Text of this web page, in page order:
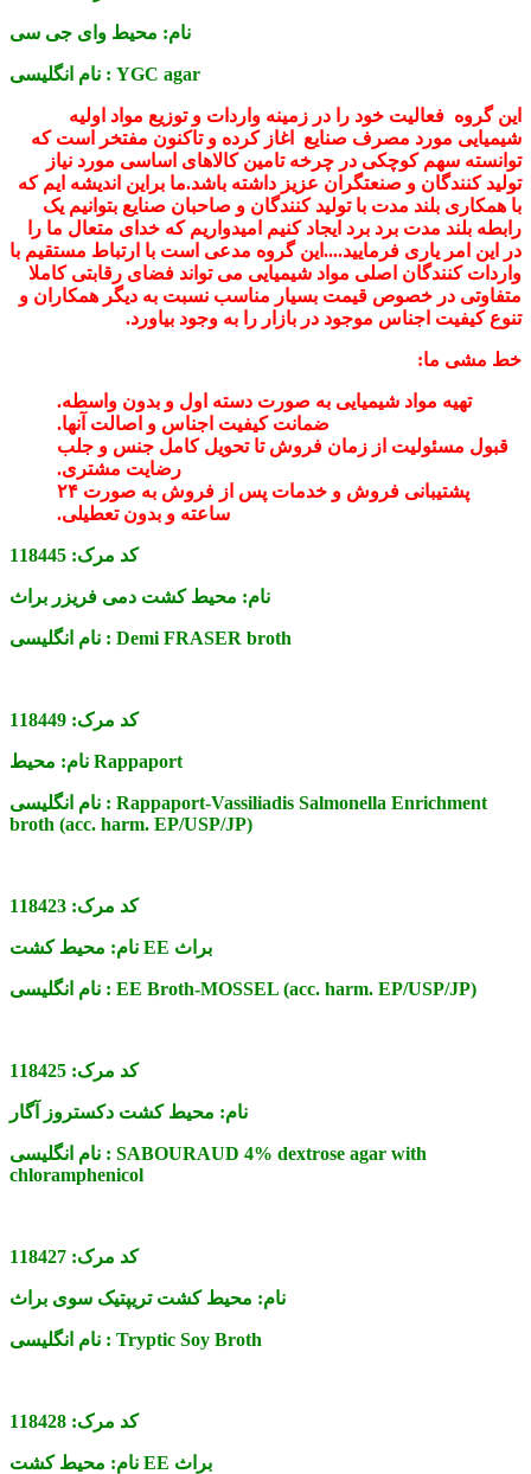
نام: محیط وای جی سی
نام انگلیسی : YGC agar
این گروه فعالیت خود را در زمینه واردات و توزیع مواد اولیه
شیمیایی مورد مصرف صنایع اغاز کرده و تاکنون مفتخر است که
توانسته سهم کوچکی در چرخه تامین کالاهای اساسی مورد نیاز
تولید کنندگان و صنعتگران عزیز داشته باشد.ما براین اندیشه ایم که
با همکاری بلند مدت با تولید کنندگان و صاحبان صنایع بتوانیم یک
رابطه بلند مدت برد برد ایجاد کنیم امیدواریم که خدای متعال ما را
در این امر یاری فرمایید....این گروه مدعی است با ارتباط مستقیم با
واردات کنندگان اصلی مواد شیمیایی می تواند فضای رقابتی کاملا
متفاوتی در خصوص قیمت بسیار مناسب نسبت به دیگر همکاران و
تنوع کیفیت اجناس موجود در بازار را به وجود بیاورد.
خط مشی ما:
تهیه مواد شیمیایی به صورت دسته اول و بدون واسطه.
ضمانت کیفیت اجناس و اصالت آنها.
قبول مسئولیت از زمان فروش تا تحویل کامل جنس و جلب
رضایت مشتری.
پشتیبانی فروش و خدمات پس از فروش به صورت ۲۴
ساعته و بدون تعطیلی.
کد مرک: 118445
نام: محیط کشت دمی فریزر براث
نام انگلیسی : Demi FRASER broth
کد مرک: 118449
نام: محیط Rappaport
نام انگلیسی : Rappaport-Vassiliadis Salmonella Enrichment
broth (acc. harm. EP/USP/JP)
کد مرک: 118423
نام: محیط کشت EE براث
نام انگلیسی : EE Broth-MOSSEL (acc. harm. EP/USP/JP)
کد مرک: 118425
نام: محیط کشت دکستروز آگار
نام انگلیسی : SABOURAUD 4% dextrose agar with
chloramphenicol
کد مرک: 118427
نام: محیط کشت تریپتیک سوی براث
نام انگلیسی : Tryptic Soy Broth
کد مرک: 118428
نام: محیط کشت EE براث